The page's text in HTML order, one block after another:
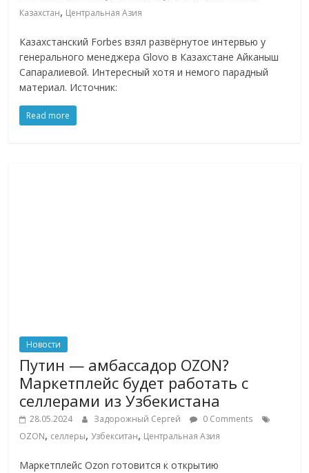
Казахстан, Центральная Азия
Казахстанский Forbes взял развёрнутое интервью у
генерального менеджера Glovo в Казахстане Айканыш
Сапаралиевой. Интересный хотя и немого парадный
материал. Источник:
Read more
Новости
Путин — амбассадор OZON?
Маркетплейс будет работать с
селлерами из Узбекистана
28.05.2024 Задорожный Сергей
0 Comments
OZON, селлеры, Узбекситан, Центральная Азия
Маркетплейс Ozon готовится к открытию